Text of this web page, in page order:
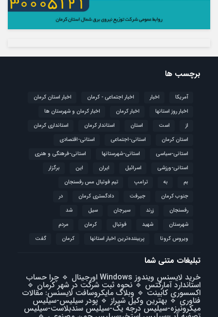
برچسب ها
آمریکا اخبار اخبار اجتماعی - کرمان
اخبار استان کرمان
اخبار روز استانها
اخبار کرمان
اخبار کرمان و شهرستان ها
از
است استان استاندار کرمان
استانداری کرمان
استان کرمان
استانی-اجتماعی
استانی-اقتصادی
استانی-سیاسی
استانی-شهرستانها
استانی-فرهنگی و هنری
استانی-ورزشی
اسرائیل ایران این
برگزار
بم
به ترامپ
تیم فوتبال مس رفسنجان
جنوب کرمان
جیرفت دادگستری کرمان
در
رفسنجان
زرند سیرجان سیل
شد
شهرستان
شهید فوتبال كرمان
مردم
ویروس کرونا
پربیننده‌ترین اخبار استانها کرمان گفت
تبلیغات متنی شما
خرید لایسنس ویندوز Windows اورجینال
🔹 چرا حساب
استاندارد آمارکتس 🔹نحوه ثبت شرکت در شهر کرمان 🔹
اکسسوری کابینت 🔹 وبلاگ مایکروسافت لایسنس: مقالات
فناوری🔹 بهترین وکیل شیراز 🔹پودر سیلیس-سیلیس
میکرونیزه-سیلیس درجه یک-سیلیس سندبلاست-سیلیس